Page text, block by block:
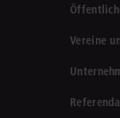
Vereine